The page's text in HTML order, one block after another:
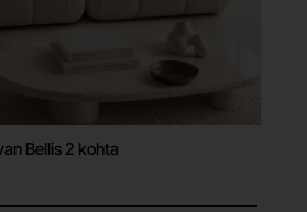
Bellis 2 kohta